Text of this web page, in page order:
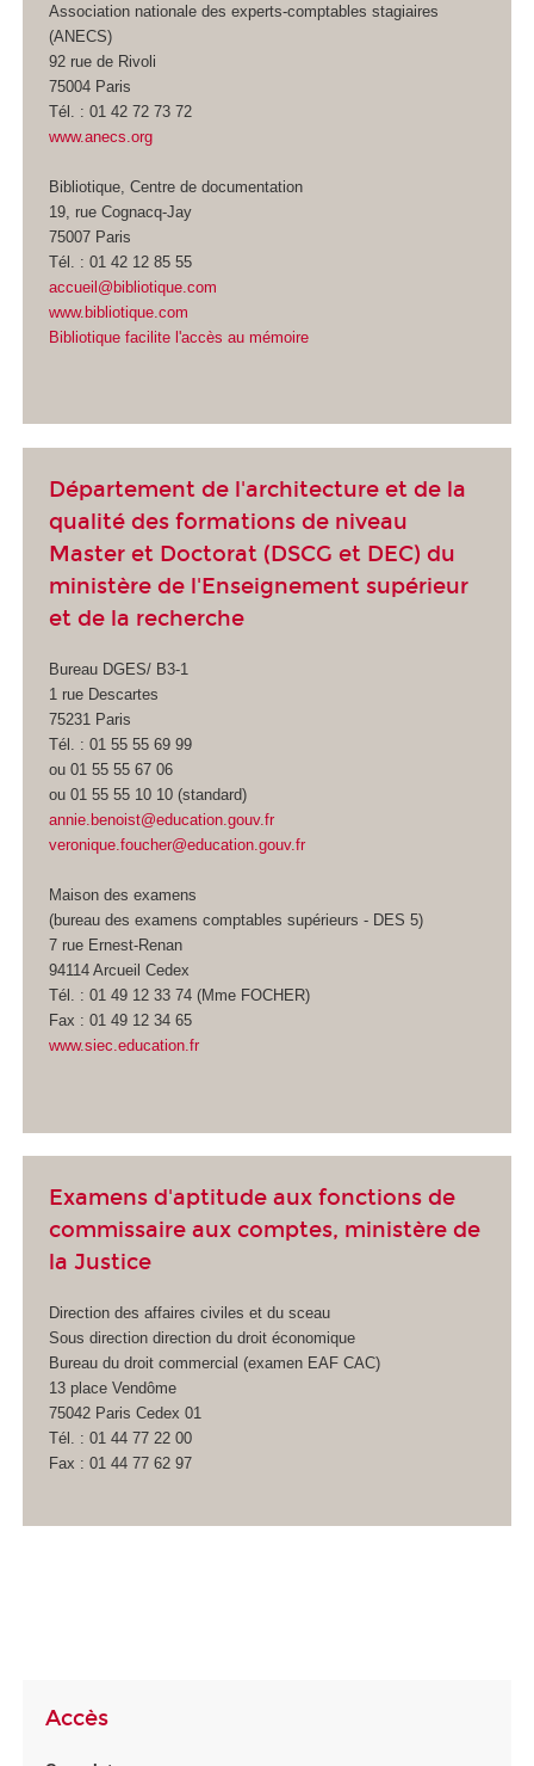
Association nationale des experts-comptables stagiaires
(ANECS)
92 rue de Rivoli
75004 Paris
Tél. : 01 42 72 73 72
www.anecs.org
Bibliotique, Centre de documentation
19, rue Cognacq-Jay
75007 Paris
Tél. : 01 42 12 85 55
accueil@bibliotique.com
www.bibliotique.com
Bibliotique facilite l'accès au mémoire
Département de l'architecture et de la
qualité des formations de niveau
Master et Doctorat (DSCG et DEC) du
ministère de l'Enseignement supérieur
et de la recherche
Bureau DGES/ B3-1
1 rue Descartes
75231 Paris
Tél. : 01 55 55 69 99
ou 01 55 55 67 06
ou 01 55 55 10 10 (standard)
annie.benoist@education.gouv.fr
veronique.foucher@education.gouv.fr
Maison des examens
(bureau des examens comptables supérieurs - DES 5)
7 rue Ernest-Renan
94114 Arcueil Cedex
Tél. : 01 49 12 33 74 (Mme FOCHER)
Fax : 01 49 12 34 65
www.siec.education.fr
Examens d'aptitude aux fonctions de
commissaire aux comptes, ministère de
la Justice
Direction des affaires civiles et du sceau
Sous direction direction du droit économique
Bureau du droit commercial (examen EAF CAC)
13 place Vendôme
75042 Paris Cedex 01
Tél. : 01 44 77 22 00
Fax : 01 44 77 62 97
Accès